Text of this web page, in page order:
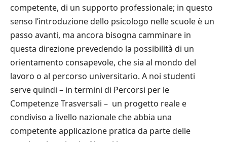
competente, di un supporto professionale; in questo
senso l’introduzione dello psicologo nelle scuole è un
passo avanti, ma ancora bisogna camminare in
questa direzione prevedendo la possibilità di un
orientamento consapevole, che sia al mondo del
lavoro o al percorso universitario. A noi studenti
serve quindi – in termini di Percorsi per le
Competenze Trasversali – un progetto reale e
condiviso a livello nazionale che abbia una
competente applicazione pratica da parte delle